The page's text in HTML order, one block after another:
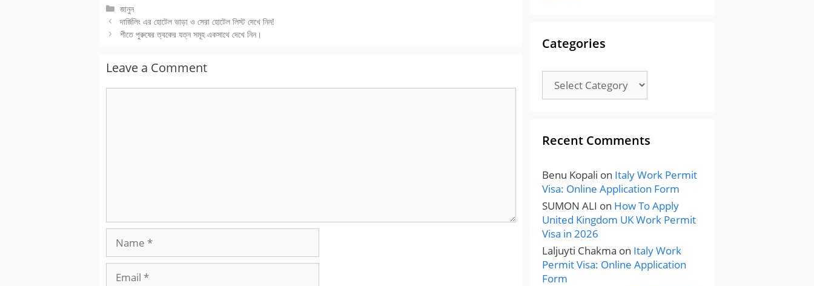
Categories
জানুন
দার্জিলিং এর হোটেল ভাড়া ও সেরা হোটেল লিস্ট দেখে নিন!
শীতে পুরুষের ত্বকের যত্ন সমূহ একসাথে দেখে নিন।
Leave a Comment
Categories
Recent Comments
Benu Kopali on Italy Work Permit
Visa: Online Application Form
SUMON ALI on How To Apply
United Kingdom UK Work Permit
Visa in 2026
Laljuyti Chakma on Italy Work
Permit Visa: Online Application
Form